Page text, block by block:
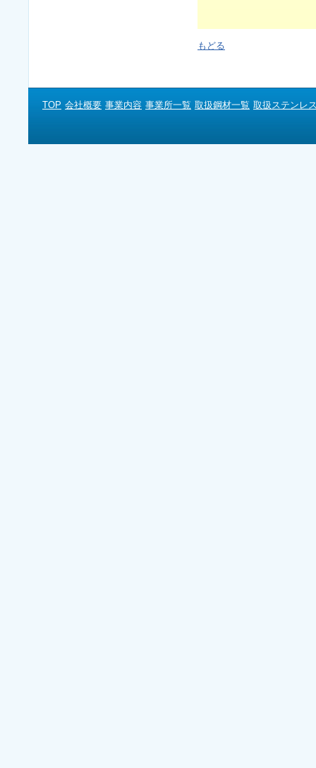
もどる
TOP 会社概要 事業内容 事業所一覧 取扱鋼材一覧 取扱ステンレ